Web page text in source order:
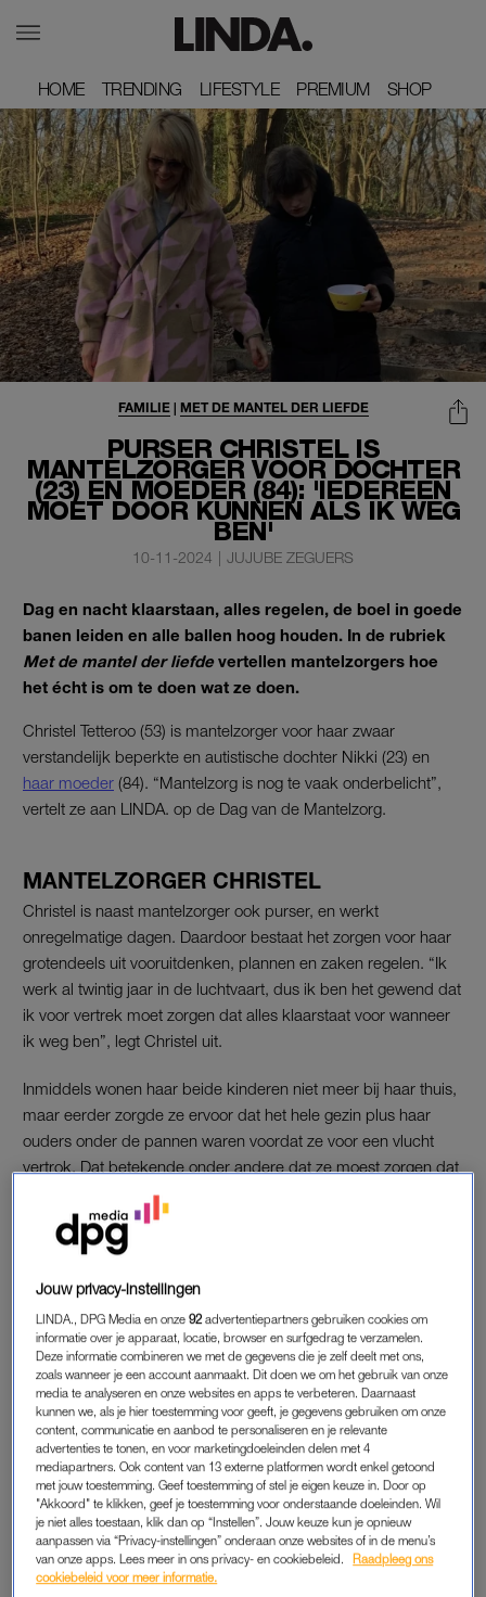
HOME
HOME TRENDING
TRENDING LIFESTYLE
LIFESTYLE PREMIUM
PREMIUM SHOP
SHOP
PURSER CHRISTEL IS
MANTELZORGER VOOR DOCHTER
(23) EN MOEDER (84): 'IEDEREEN
MOET DOOR KUNNEN ALS IK WEG
BEN'
FAMILIE| MET DE MANTEL DER LIEFDE
10-11-2024 | JUJUBE ZEGUERS
Dag en nacht klaarstaan, alles regelen, de boel in goede
banen leiden en alle ballen hoog houden. In de rubriek
Met de mantel der liefdevertellen mantelzorgers hoe
het écht is om te doen wat ze doen.
Christel Tetteroo (53) is mantelzorger voor haar zwaar
verstandelijk beperkte en autistische dochter Nikki (23) en
haar moeder (84). “Mantelzorg is nog te vaak onderbelicht”,
vertelt ze aan LINDA. op de Dag van de Mantelzorg.
MANTELZORGER CHRISTEL
Christel is naast mantelzorger ook purser, en werkt
onregelmatige dagen. Daardoor bestaat het zorgen voor haar
grotendeels uit vooruitdenken, plannen en zaken regelen. “Ik
werk al twintig jaar in de luchtvaart, dus ik ben het gewend dat
ik voor vertrek moet zorgen dat alles klaarstaat voor wanneer
ik weg ben”, legt Christel uit.
Inmiddels wonen haar beide kinderen niet meer bij haar thuis,
maar eerder zorgde ze ervoor dat het hele gezin plus haar
ouders onder de pannen waren voordat ze voor een vlucht
vertrok. Dat betekende onder andere dat ze moest zorgen dat
er eten was, dat de rekeningen betaald werden, dat er leuke
dingen en sociale momenten gepland stonden en dat alle
betrokkenen goed geïnstrueerd waren. Nu is de woonsituatie
zorg dat iedereen door kan met het leven als ik even weg
ben”, aldus Christel.
Recent overleed de vader van Christel. “Mijn moeder moet nu
opnieuw haar weg vinden in het leven en dat valt niet mee. Ze
waren meer dan 60 jaar samen. Zij heeft hulp nodig bij
ziekenhuisbezoeken, de administratie en met het doen van
boodschappen. Mijn vader hield niet van veel sociale
contacten dus hierin moet mijn moeder ook opnieuw in
gestimuleerd worden. Ze voelt zich gauw te veel en dat is
zonde want veel mensen zijn dol op haar!”
Jouw privacy-instellingen
LINDA., DPG Media en onze92 advertentiepartners gebruiken cookies om
informatie over je apparaat, locatie, browser en surfgedrag te verzamelen.
Deze informatie combineren we met de gegevens die je zelf deelt met ons,
zoals wanneer je een account aanmaakt. Dit doen we om het gebruik van onze
media te analyseren en onze websites en apps te verbeteren. Daarnaast
kunnen we, als je hier toestemming voor geeft, je gegevens gebruiken om onze
content, communicatie en aanbod te personaliseren en je relevante
advertenties te tonen, en voor marketingdoeleinden delen met 4
mediapartners. Ook content van 13 externe platformen wordt enkel getoond
met jouw toestemming. Geef toestemming of stel je eigen keuze in. Door op
"Akkoord" te klikken, geef je toestemming voor onderstaande doeleinden. Wil
je niet alles toestaan, klik dan op “Instellen”. Jouw keuze kun je opnieuw
aanpassen via “Privacy-instellingen” onderaan onze websites of in de menu’s
van onze apps. Lees meer in ons privacy- en cookiebeleid.
Raadpleeg ons
cookiebeleid voor meer informatie.